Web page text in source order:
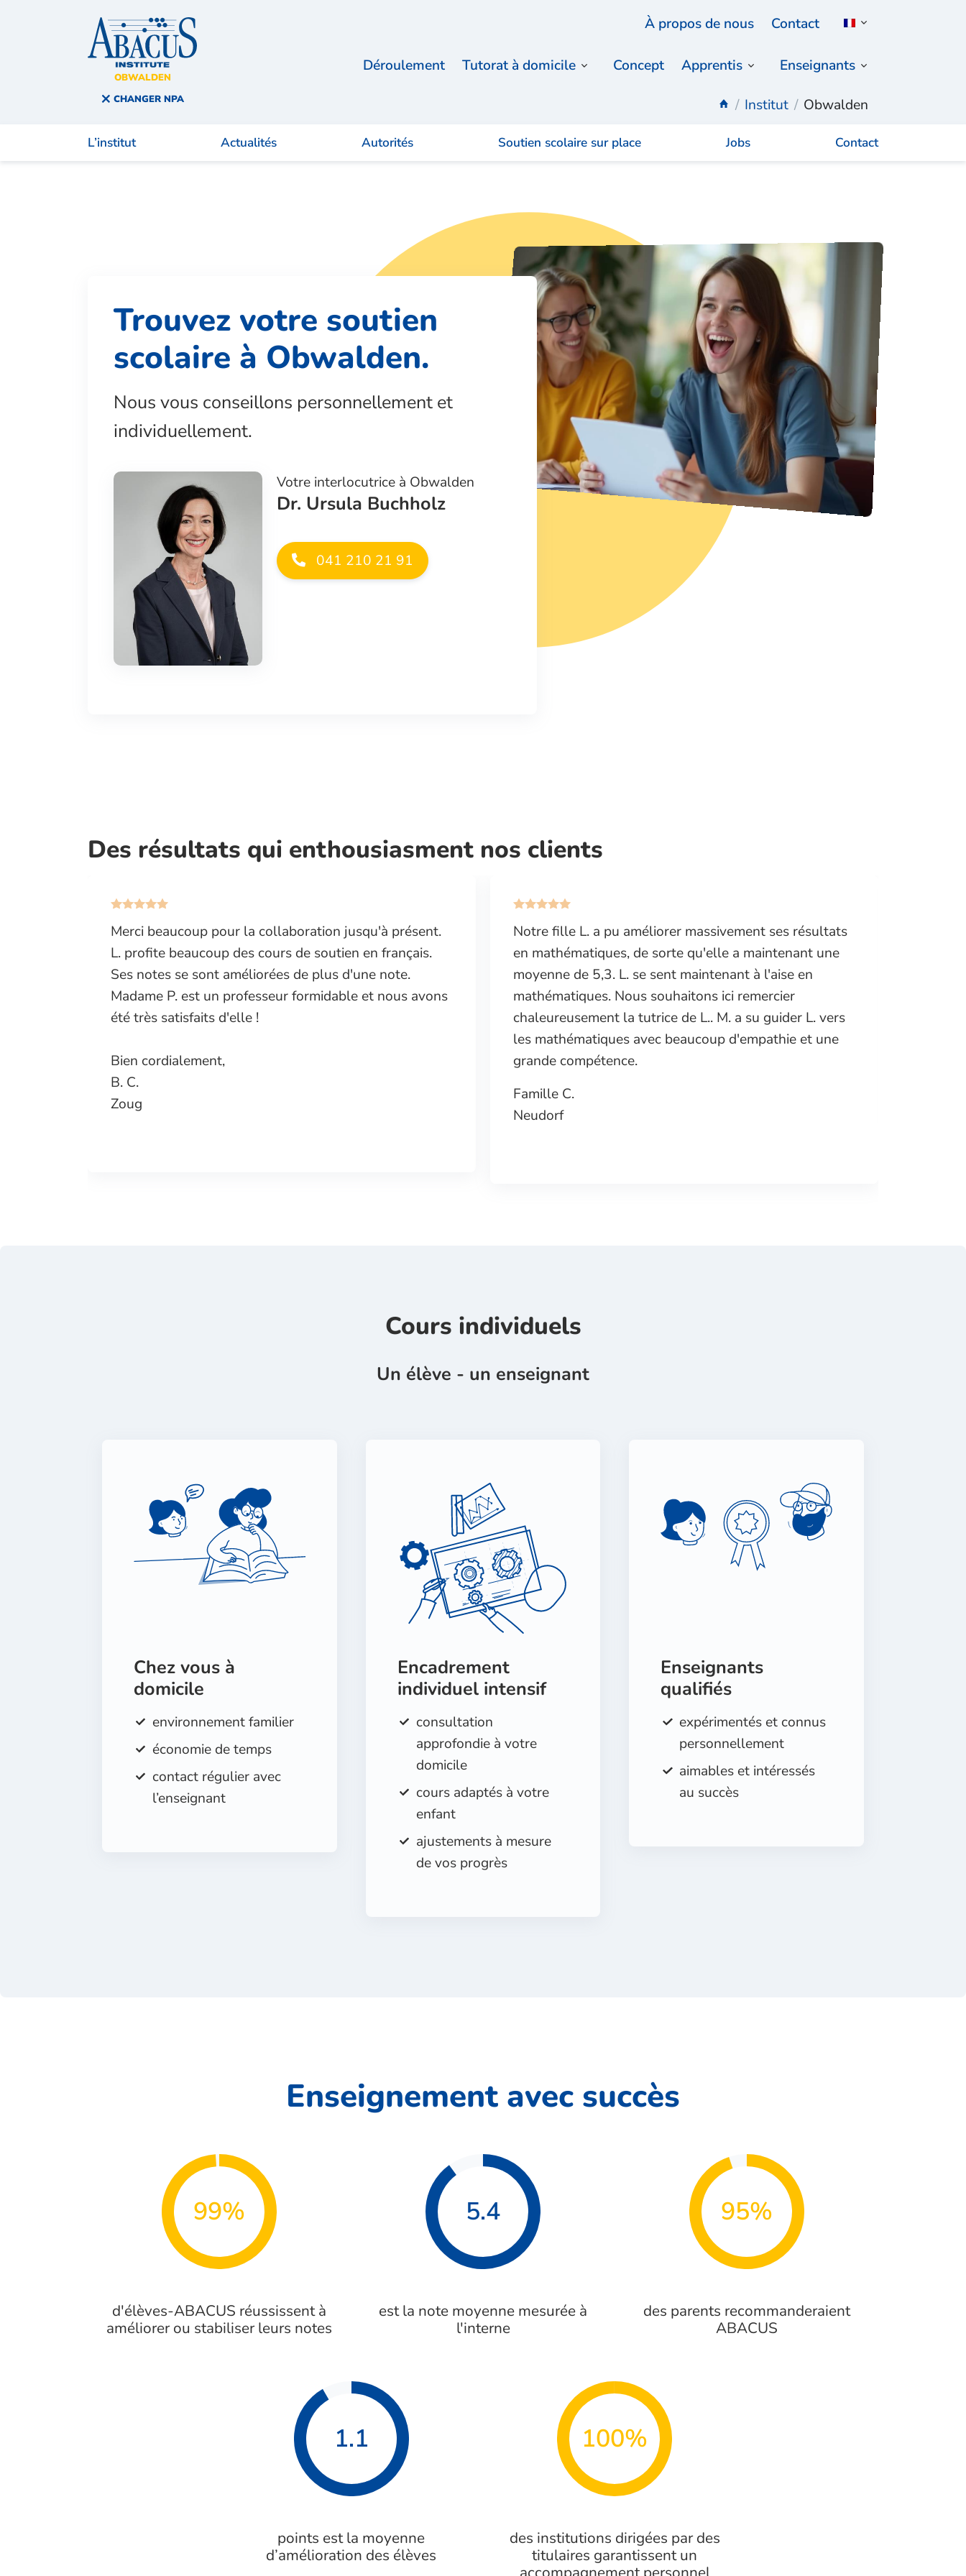
OBWALDEN
CHANGER NPA
À propos de nous Contact
Déroulement Tutorat à domicile Concept Apprentis
Enseignants
You are here:
Institut Obwalden
L’institut Actualités Autorités Soutien scolaire sur place Jobs Contact
Trouvez votre soutien
scolaire à Obwalden.
Nous vous conseillons personnellement et
individuellement.
Votre interlocutrice à Obwalden
Dr. Ursula Buchholz
041 210 21 91
Des résultats qui enthousiasment nos clients
Merci beaucoup pour la collaboration jusqu'à présent.
L. profite beaucoup des cours de soutien en français.
Ses notes se sont améliorées de plus d'une note.
Madame P. est un professeur formidable et nous avons
été très satisfaits d'elle !
Bien cordialement,
B. C.
Zoug
Notre fille L. a pu améliorer massivement ses résultats
en mathématiques, de sorte qu'elle a maintenant une
moyenne de 5,3. L. se sent maintenant à l'aise en
mathématiques. Nous souhaitons ici remercier
chaleureusement la tutrice de L.. M. a su guider L. vers
les mathématiques avec beaucoup d'empathie et une
grande compétence.
Famille C.
Neudorf
Cours individuels
Un élève - un enseignant
Chez vous à
domicile
environnement familier
économie de temps
contact régulier avec
l’enseignant
Encadrement
individuel intensif
consultation
approfondie à votre
domicile
cours adaptés à votre
enfant
ajustements à mesure
de vos progrès
Enseignants
qualifiés
expérimentés et connus
personnellement
aimables et intéressés
au succès
Enseignement avec succès
99%
d'élèves-ABACUS réussissent à
améliorer ou stabiliser leurs notes
5.4
est la note moyenne mesurée à
l'interne
95%
des parents recommanderaient
ABACUS
1.1
points est la moyenne
d’amélioration des élèves
100%
des institutions dirigées par des
titulaires garantissent un